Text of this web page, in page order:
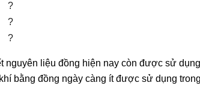
?
?
?
nguyên liệu đồng hiện nay còn được sử
bằng đồng ngày càng ít được sử dụng